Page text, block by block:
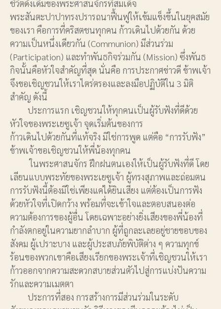
ชีวิตดั้งเดิมของพระศาสนจักรที่สมเด็จ
พระสันตะปาปาทรงปรารถนาฟื้นฟูให้เข้มแข็งขึ้นในยุคสมัย
ของเรา คือการที่คริสตชนทุกคน ก้าวเดินไปด้วยกัน ด้วย
ความเป็นหนึ่งเดียวกัน (Communion) มีส่วนร่วม
(Participation) และทำพันธกิจร่วมกัน (Mission) ซึ่งพันธ
กิจนั้นคือหัวใจสำคัญที่สุด นั่นคือ การประกาศข่าวดี ข้าพเจ้า
จึงขอเชิญชวนให้เราไตร่ตรองและลงมือปฏิบัติใน 3 มิติ
สำคัญ ดังนี้
ประการแรก เชิญชวนให้ทุกคนเป็นผู้รับฟังที่ดีด้วย
หัวใจของพระเยซูเจ้า จุดเริ่มต้นของการ
ก้าวเดินไปด้วยกันที่แท้จริง มิใช่การพูด แต่คือ “การรับฟัง”
ข้าพเจ้าขอเชิญชวนให้พี่น้องทุกคน
ในพระศาสนจักร ฝึกฝนตนเองให้เป็นผู้รับฟังที่ดี โดย
เลียนแบบพระทัยของพระเยซูเจ้า ผู้ทรงสุภาพและถ่อมตน
การรับฟังนี้ต้องมิใช่เพียงแค่ได้ยินเสียง แต่ต้องเป็นการฟัง
ด้วยหัวใจที่เปิดกว้าง พร้อมที่จะเข้าใจและตอบสนองต่อ
ความต้องการของผู้อื่น โดยเฉพาะอย่างยิ่งเสียงของพี่น้องที่
กำลังตกอยู่ในความยากลำบาก ผู้ที่ถูกละเลยอยู่ชายขอบของ
สังคม ผู้เปราะบาง และผู้ประสบภัยพิบัติต่าง ๆ ความทุกข์
ร้อนของพวกเขาคือเสียงเรียกของพระเจ้าที่เชิญชวนให้เรา
ก้าวออกจากความสะดวกสบายส่วนตัวไปสู่การแบ่งปันความ
รักและความเมตตา
ประการที่สอง การสร้างการมีส่วนร่วมในระดับ